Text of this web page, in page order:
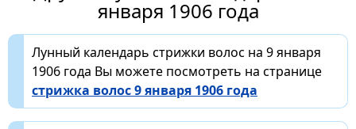
января 1906 года
Лунный календарь стрижки волос на 9 января
1906 года Вы можете посмотреть на странице
стрижка волос 9 января 1906 года